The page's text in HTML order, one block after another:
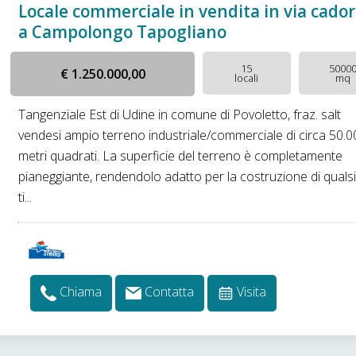
Locale commerciale in vendita in via
a Campolongo Tapogliano
€ 1.250.000,00 15
locali
50000
mq
Tangenziale Est di Udine in comune di Povoletto, fraz. salt
vendesi ampio terreno industriale/commerciale di circa
metri quadrati. La superficie del terreno è completamente
pianeggiante, rendendolo adatto per la costruzione di
ti...
Chiama Contatta Visita